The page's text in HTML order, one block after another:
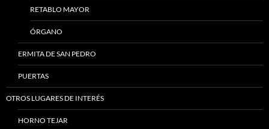
RETABLO MAYOR
ÓRGANO
ERMITA DE SAN PEDRO
PUERTAS
OTROS LUGARES DE INTERÉS
HORNO TEJAR